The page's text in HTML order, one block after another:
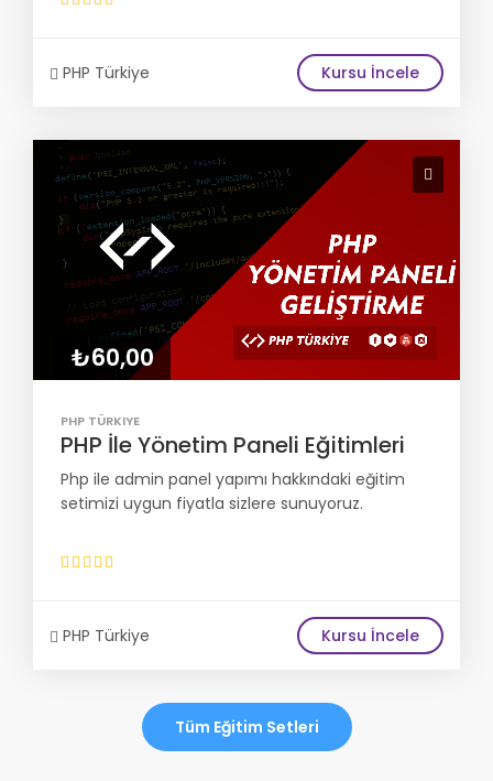
PHP Türkiye Kursu İncele
₺60,00
PHP TÜRKIYE
PHP İle Yönetim Paneli Eğitimleri
Php ile admin panel yapımı hakkındaki eğitim
setimizi uygun fiyatla sizlere sunuyoruz.
PHP Türkiye Kursu İncele
Tüm Eğitim Setleri